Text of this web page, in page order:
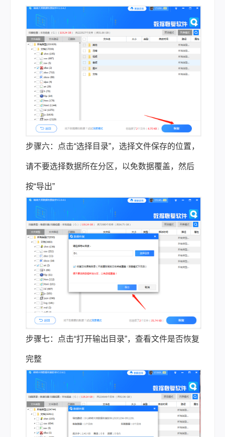
步骤六：点击“选择目录”，选择文件保存的位置，
请不要选择数据所在分区，以免数据覆盖，然后
按“导出”
步骤七：点击“打开输出目录”，查看文件是否恢复
完整